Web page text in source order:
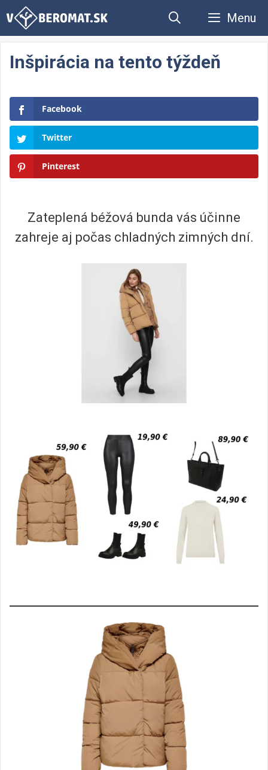
Preskočiť
Menu
Inšpirácia na tento týždeň
Facebook
Twitter
Pinterest
Zateplená béžová bunda vás účinne
zahreje aj počas chladných zimných dní.